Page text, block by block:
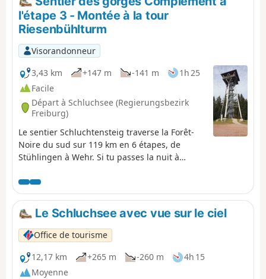
l'étape 3 - Montée à la tour
Riesenbühlturm
Visorandonneur
3,43 km
+147 m -141 m
1h 25
Facile
Départ à Schluchsee (Regierungsbezirk
Freiburg)
Le sentier Schluchtensteig traverse la Forêt-
Noire du sud sur 119 km en 6 étapes, de
Stühlingen à Wehr. Si tu passes la nuit à
pas de monter à la tour Riesenbühlturm pour
profiter de la vue magnifique sur Schluchsee
et les Alpes.
Le Schluchsee avec vue sur le ciel
Office de tourisme
12,17 km
+265 m -260 m
4h 15
Moyenne